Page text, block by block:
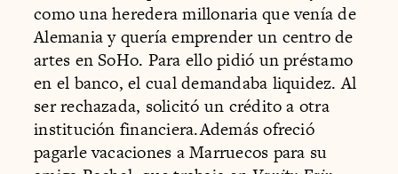
como una heredera millonaria que venía de
Alemania y quería emprender un centro de
artes en SoHo. Para ello pidió un préstamo
en el banco, el cual demandaba liquidez. Al
ser rechazada, solicitó un crédito a otra
institución financiera.Además ofreció
pagarle vacaciones a Marruecos para su